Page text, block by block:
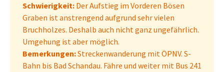
Schwierigkeit: Der Aufstieg im Vorderen Bösen
Graben ist anstrengend aufgrund sehr vielen
Bruchholzes. Deshalb auch nicht ganz ungefährlich.
Umgehung ist aber möglich.
Bemerkungen:Streckenwanderung mit ÖPNV. S-
Bahn bis Bad Schandau. Fähre und weiter mit Bus 241